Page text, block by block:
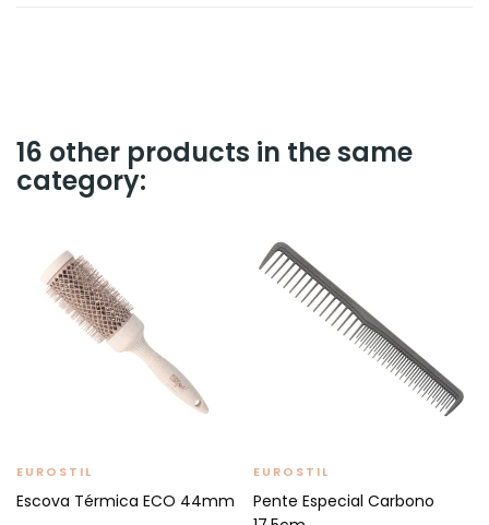
16 other products in the same
category:
EUROSTIL
Escova Térmica ECO 44mm
EUROSTIL
Pente Especial Carbono